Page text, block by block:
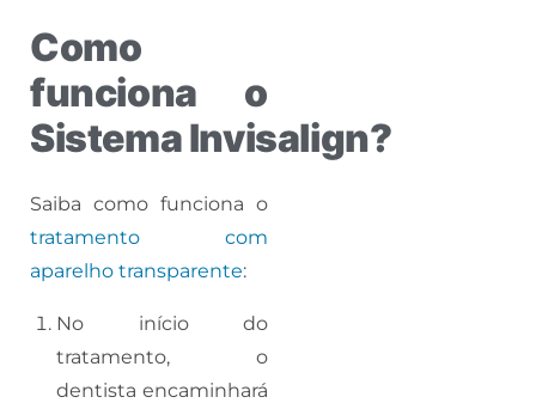
Como
funciona o
Sistema Invisalign?
Saiba como funciona o
tratamento com
aparelho transparente:
No início do
tratamento, o
dentista encaminhará